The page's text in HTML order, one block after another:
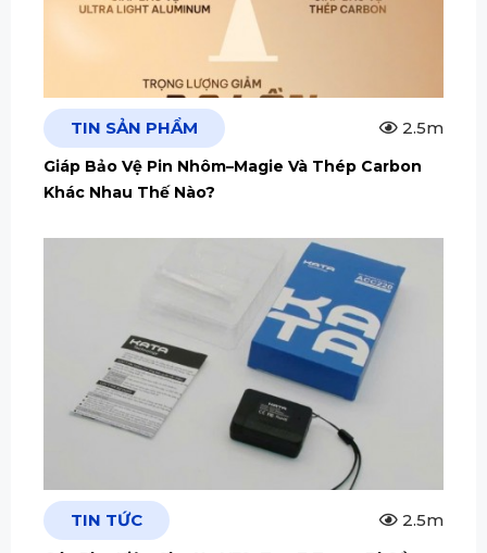
TIN SẢN PHẨM 2.5m
Giáp Bảo Vệ Pin Nhôm–Magie Và Thép Carbon
Khác Nhau Thế Nào?
TIN TỨC 2.5m